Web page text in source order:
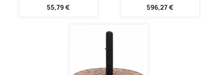
55,79 € 596,27 €